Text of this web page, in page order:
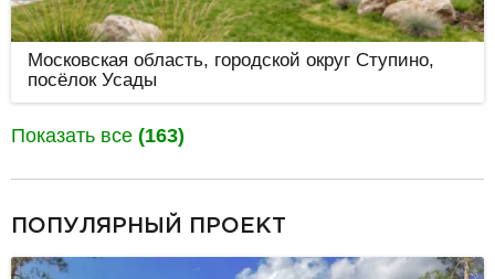
Московская область, городской округ Ступино,
посёлок Усады
Показать все (163)
ПОПУЛЯРНЫЙ ПРОЕКТ